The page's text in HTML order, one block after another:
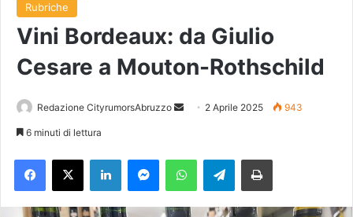
Rubriche
Vini Bordeaux: da Giulio
Cesare a Mouton-Rothschild
Redazione CityrumorsAbruzzo
a
2 Aprile 2025 943
6 minuti di lettura
Telegram